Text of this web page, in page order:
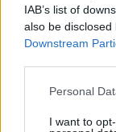
IAB’s list of
also be
Downstream
Please note that
not limited to
Personal
I want to